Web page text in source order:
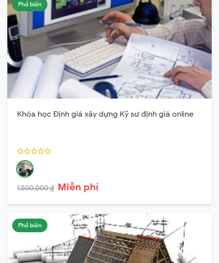
Phổ biến
Khóa học Định giá xây dựng Kỹ sư định giá online
1,500,000 ₫ Miễn phí
Phổ biến